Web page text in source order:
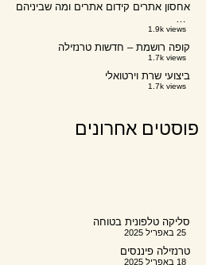
אחסון אתרים קידום אתרים ומה שביניהם
1.9k views
קופה רושמת – חדשות טרנזילה
1.7k views
ביצועי שרת וירטואלי
1.7k views
פוסטים אחרונים
סליקה טלפונית בטוחה
טרנזילה פיננסים